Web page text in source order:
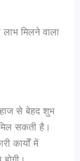
लाभ मिलने वाला
से बेहद शुभ
सकती है।
कार्यों में